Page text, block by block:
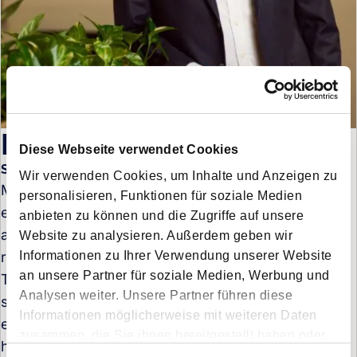
Diese Webseite verwendet Cookies
Wir verwenden Cookies, um Inhalte und Anzeigen zu
personalisieren, Funktionen für soziale Medien
anbieten zu können und die Zugriffe auf unsere
Website zu analysieren. Außerdem geben wir
Informationen zu Ihrer Verwendung unserer Website
an unsere Partner für soziale Medien, Werbung und
Analysen weiter. Unsere Partner führen diese
Informationen möglicherweise mit weiteren Daten
Mateusz Paśko
Sales Manager
Mateusz Paśko brings more than a decade of
experience across global logistics, spanning air, sea,
and road freight. Before joining Forto, he held key
roles at Kuehne + Nagel, DACHSER, Nowakowski
Transport, and Maxton Shipping, where he built
strong expertise in customer excellence and end-to-
end supply chain management. Today at Forto, he
helps customers navigate complex logistics